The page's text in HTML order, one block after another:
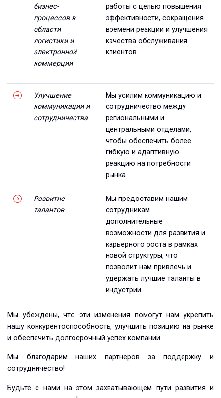
бизнес-
процессов в
области
логистики и
электронной
коммерции
работы с целью повышения
эффективности, сокращения
времени реакции и улучшения
качества обслуживания
клиентов.
Улучшение
коммуникации и
сотрудничества
Мы усилим коммуникацию и
сотрудничество между
региональными и
центральными отделами,
чтобы обеспечить более
гибкую и адаптивную
реакцию на потребности
рынка.
Развитие
талантов
Мы предоставим нашим
сотрудникам
дополнительные
возможности для развития и
карьерного роста в рамках
новой структуры, что
позволит нам привлечь и
удержать лучшие таланты в
индустрии.
Мы убеждены, что эти изменения помогут нам укрепить
нашу конкурентоспособность, улучшить позицию на рынке
и обеспечить долгосрочный успех компании.
Мы благодарим наших партнеров за поддержку и
сотрудничество!
Будьте с нами на этом захватывающем пути развития и